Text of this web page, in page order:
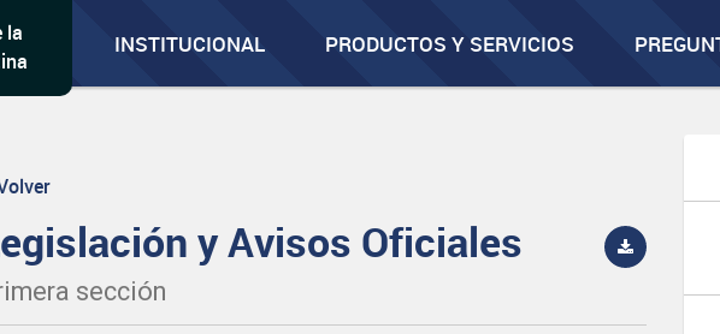
la
INSTITUCIONAL PRODUCTOS Y SERVICIOS
y Avisos Oficiales
sección